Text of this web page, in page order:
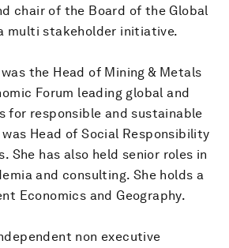
chair of the Board of the Global
multi stakeholder initiative.
the Head of Mining & Metals
Forum leading global and
for responsible and sustainable
Head of Social Responsibility
She has also held senior roles in
and consulting. She holds a
Economics and Geography.
non executive